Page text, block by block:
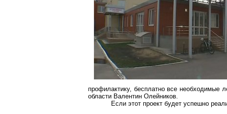
профилактику, бесплатно все необходимые
области Валентин Олейников.
Если этот проект будет успешно